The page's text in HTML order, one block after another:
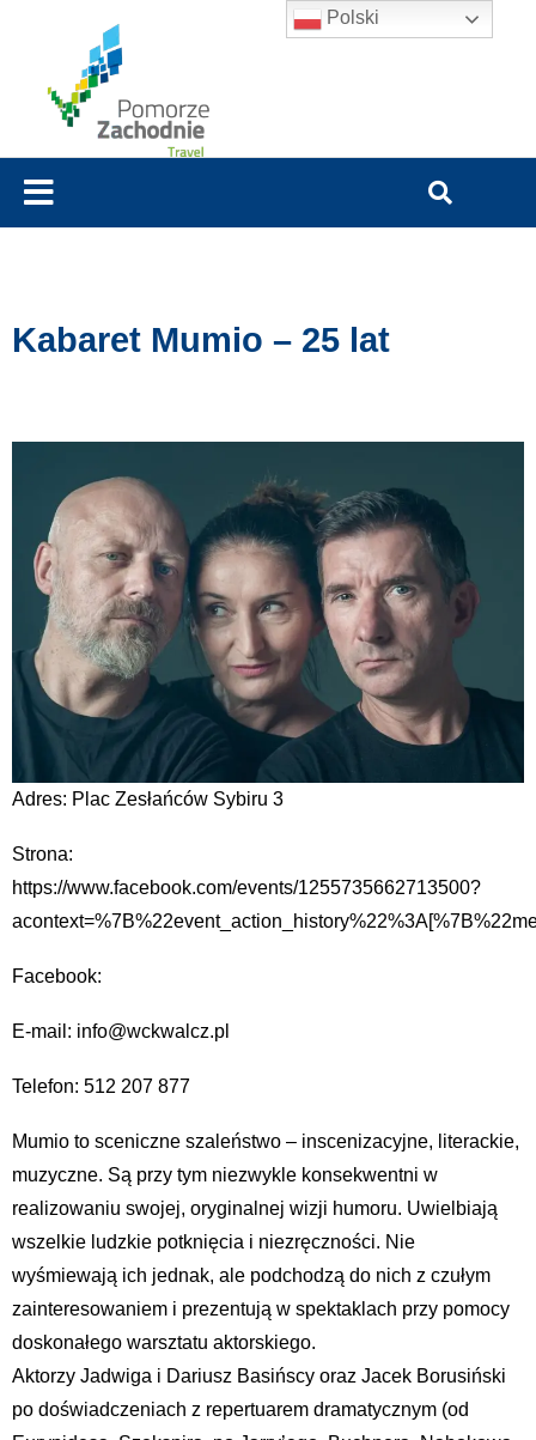
Kabaret Mumio – 25 lat
Adres: Plac Zesłańców Sybiru 3
Strona:
https://www.facebook.com/events/1255735662713500?
Facebook:
E-mail: info@wckwalcz.pl
Telefon: 512 207 877
Mumio to sceniczne szaleństwo – inscenizacyjne, literackie,
muzyczne. Są przy tym niezwykle konsekwentni w
realizowaniu swojej, oryginalnej wizji humoru. Uwielbiają
wszelkie ludzkie potknięcia i niezręczności. Nie
wyśmiewają ich jednak, ale podchodzą do nich z czułym
zainteresowaniem i prezentują w spektaklach przy pomocy
doskonałego warsztatu aktorskiego.
Aktorzy Jadwiga i Dariusz Basińscy oraz Jacek Borusiński
po doświadczeniach z repertuarem dramatycznym (od
Polski